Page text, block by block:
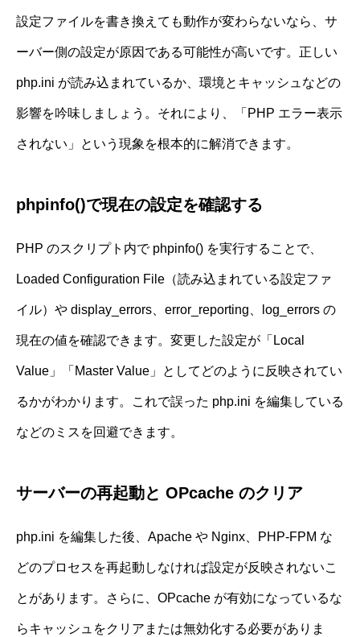
設定ファイルを書き換えても動作が変わらないなら、サ
ーバー側の設定が原因である可能性が高いです。正しい
php.ini が読み込まれているか、環境とキャッシュなどの
影響を吟味しましょう。それにより、「PHP エラー表示
されない」という現象を根本的に解消できます。
phpinfo()で現在の設定を確認する
PHP のスクリプト内で phpinfo() を実行することで、
Loaded Configuration File（読み込まれている設定ファ
イル）や display_errors、error_reporting、log_errors の
現在の値を確認できます。変更した設定が「Local
Value」「Master Value」としてどのように反映されてい
るかがわかります。これで誤った php.ini を編集している
などのミスを回避できます。
サーバーの再起動と OPcache のクリア
php.ini を編集した後、Apache や Nginx、PHP-FPM な
どのプロセスを再起動しなければ設定が反映されないこ
とがあります。さらに、OPcache が有効になっているな
らキャッシュをクリアまたは無効化する必要がありま